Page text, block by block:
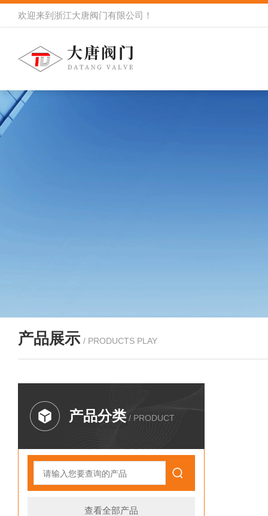
欢迎来到 浙江大唐阀门有限公司 ！
产品展示 / PRODUCTS PLAY
产品分类 / PRODUCT
查看全部产品